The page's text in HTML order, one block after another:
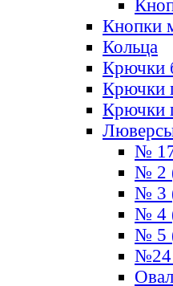
Кнопки
Кольца
Крючки
Крючки
Крючки
№
№ 2
№ 3
№ 4
№ 5
№24